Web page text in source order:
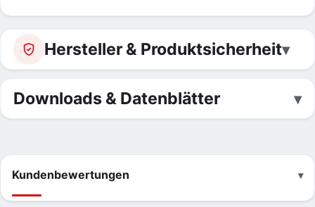
Hersteller & Produktsicherheit
Downloads & Datenblätter
Kundenbewertungen